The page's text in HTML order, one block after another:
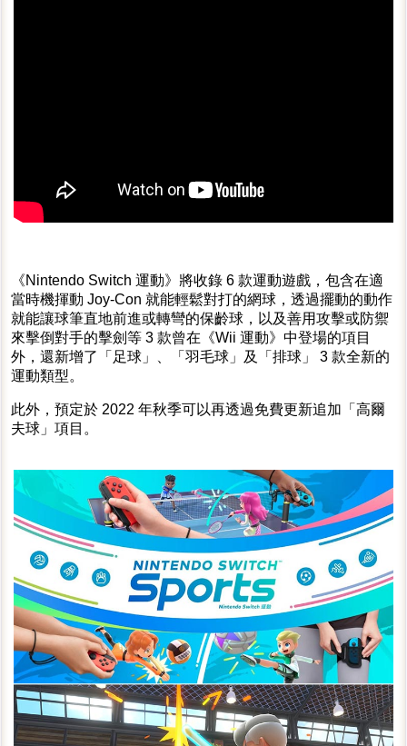
《Nintendo Switch 運動》將收錄 6 款運動遊戲，包含在適
當時機揮動 Joy-Con 就能輕鬆對打的網球，透過擺動的動作
就能讓球筆直地前進或轉彎的保齡球，以及善用攻擊或防禦
來擊倒對手的擊劍等 3 款曾在《Wii 運動》中登場的項目
外，還新增了「足球」、「羽毛球」及「排球」 3 款全新的
運動類型。
此外，預定於 2022 年秋季可以再透過免費更新追加「高爾
夫球」項目。